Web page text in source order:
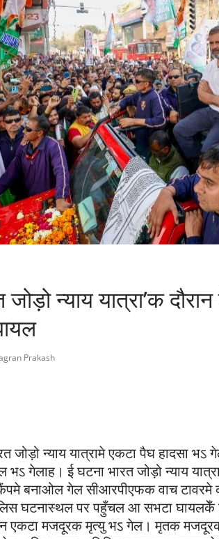
जोड़ो न्याय यात्रा’क
Prakash
जोड़ो न्याय यात्रामे एकटा पैघ हादसा
गेलाह। ई घटना भारत जोड़ो न्याय
बनाओल गेल सीआरपीएफक वाच
घटनास्थल पर पहुँचल आ सभटा घायलकेँ
मजदूरक मृत्यु भऽ गेल। मृतक